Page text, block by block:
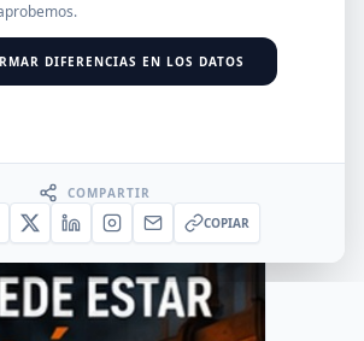
DIFERENCIAS EN LOS DATOS
COMPARTIR
COPIAR